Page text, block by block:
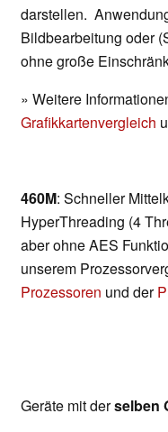
darstellen.
Bildbearbeitung oder
ohne große
» Weitere
Grafikkartenvergleich
460M: Schneller
HyperThreading (4
aber ohne AES
unserem
Prozessoren und der
Geräte mit derselben